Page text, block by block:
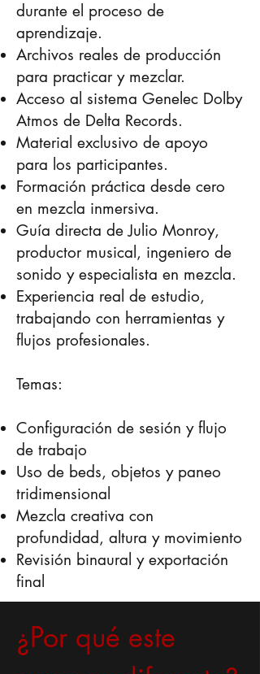
durante el proceso de
aprendizaje.
Archivos reales de producción
para practicar y mezclar.
Acceso al sistema Genelec Dolby
Atmos de Delta Records.
Material exclusivo de apoyo
para los participantes.
Formación práctica desde cero
en mezcla inmersiva.
Guía directa de Julio Monroy,
productor musical, ingeniero de
sonido y especialista en mezcla.
Experiencia real de estudio,
trabajando con herramientas y
flujos profesionales.
Temas:
Configuración de sesión y flujo
de trabajo
Uso de beds, objetos y paneo
tridimensional
Mezcla creativa con
profundidad, altura y movimiento
Revisión binaural y exportación
final
¿Por qué este